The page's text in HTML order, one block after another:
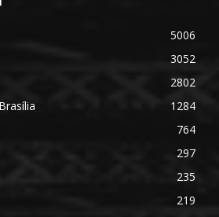
5006
3052
2802
1284
764
297
235
219